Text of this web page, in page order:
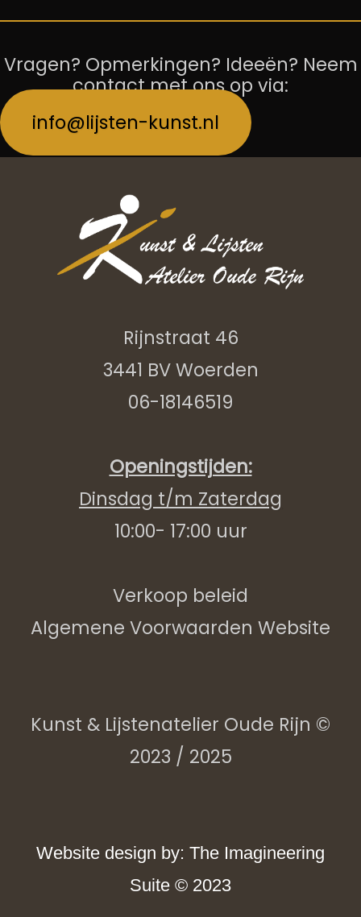
Vragen? Opmerkingen? Ideeën? Neem
contact met ons op via:
info@lijsten-kunst.nl
Rijnstraat 46
3441 BV Woerden
06-18146519
Openingstijden:
Dinsdag t/m Zaterdag
10:00- 17:00 uur
Verkoop beleid
Algemene Voorwaarden Website
Kunst & Lijstenatelier Oude Rijn ©
2023 / 2025
Website design by: The Imagineering
Suite © 2023